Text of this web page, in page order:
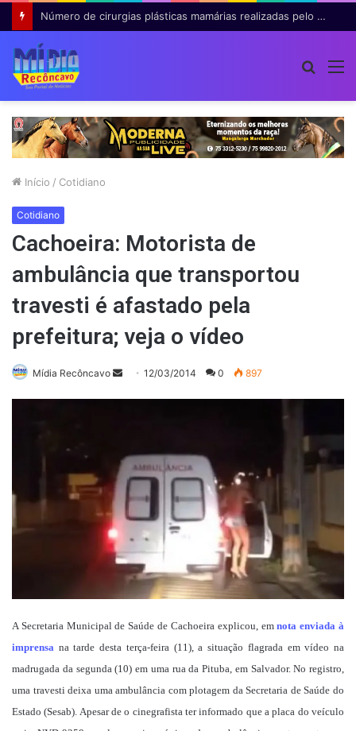
Número de cirurgias plásticas mamárias realizadas pelo SUS cresce 54% em dez anos
Início / Cotidiano
Cotidiano
Cachoeira: Motorista de
ambulância que transportou
travesti é afastado pela
prefeitura; veja o vídeo
Mídia Recôncavo
Mande12/03/2014 0 897
A Secretaria Municipal de Saúde de Cachoeira explicou, emnota enviada à
imprensa na tarde desta terça-feira (11), a situação flagrada em vídeo na
madrugada da segunda (10) em uma rua da Pituba, em Salvador. No registro,
uma travesti deixa uma ambulância com plotagem da Secretaria de Saúde do
Estado (Sesab). Apesar de o cinegrafista ter informado que a placa do veículo